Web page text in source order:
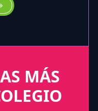
MÁS